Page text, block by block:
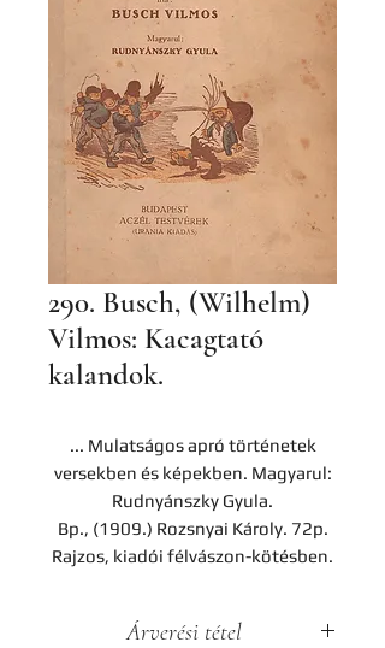
290. Busch, (Wilhelm)
Vilmos: Kacagtató
kalandok.
... Mulatságos apró történetek
versekben és képekben. Magyarul:
Rudnyánszky Gyula.
Bp., (1909.) Rozsnyai Károly. 72p.
Rajzos, kiadói félvászon-kötésben.
Árverési tétel